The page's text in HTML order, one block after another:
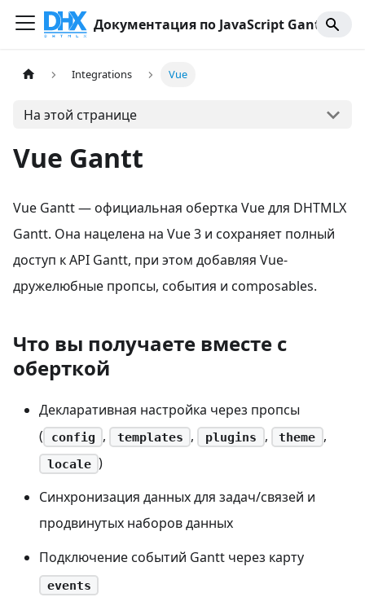
Документация по JavaScript Gantt
Integrations Vue
На этой странице
Vue Gantt
Vue Gantt — официальная обертка Vue для DHTMLX
Gantt. Она нацелена на Vue 3 и сохраняет полный
доступ к API Gantt, при этом добавляя Vue-
дружелюбные пропсы, события и composables.
Что вы получаете вместе с
оберткой
Декларативная настройка через пропсы
(
config , templates , plugins , theme ,
locale )
Синхронизация данных для задач/связей и
продвинутых наборов данных
Подключение событий Gantt через карту
events